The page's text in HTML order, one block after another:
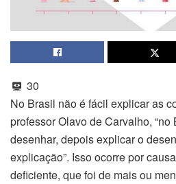
30
No Brasil não é fácil explicar as
professor Olavo de Carvalho,
desenhar, depois explicar o
explicação”. Isso ocorre por
deficiente, que foi de mais ou